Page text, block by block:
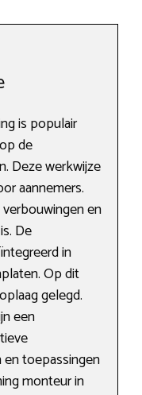
is populair
de
Deze werkwijze
aannemers.
en
De
in
Op dit
gelegd.
een
toepassingen
monteur in